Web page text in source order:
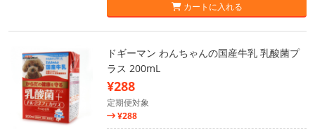
カートに入れる
ドギーマン わんちゃんの国産牛乳 乳酸菌プ
ラス 200mL
¥288
定期便対象
¥288